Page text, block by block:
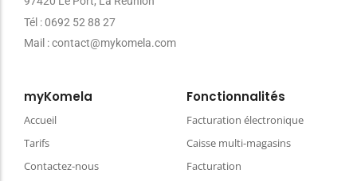
Tél : 0692 52 88 27
Mail : contact@mykomela.com
myKomela
Accueil
Tarifs
Contactez-nous
Fonctionnalités
Facturation électronique
Caisse multi-magasins
Facturation